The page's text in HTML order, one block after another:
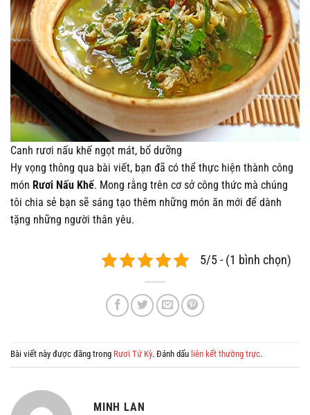
Canh rươi nấu khế ngọt mát, bổ dưỡng
Hy vọng thông qua bài viết, bạn đã có thể thực hiện thành công
món Rươi Nấu Khế. Mong rằng trên cơ sở công thức mà chúng
tôi chia sẻ bạn sẽ sáng tạo thêm những món ăn mới để dành
tặng những người thân yêu.
5/5 - (1 bình chọn)
Bài viết này được đăng trong Rươi Tứ Kỳ. Đánh dấu liên kết thường trực.
MINH LAN